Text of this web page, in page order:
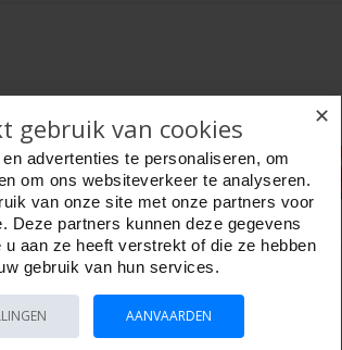
✕
gebruik van cookies
advertenties te personaliseren, om
om ons websiteverkeer te analyseren.
van onze site met onze partners voor
Deze partners kunnen deze gegevens
aan ze heeft verstrekt of die ze hebben
gebruik van hun services.
AANVAARDEN